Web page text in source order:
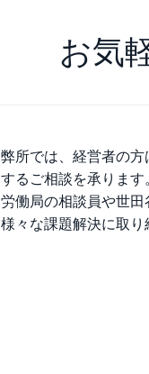
お気
弊所では、経営者の
するご相談を承ります
労働局の相談員や世田
様々な課題解決に取り